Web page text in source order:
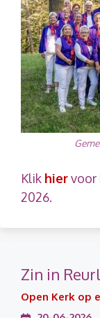
Klik hiervoor
2026.
Zin in
Open Kerk op